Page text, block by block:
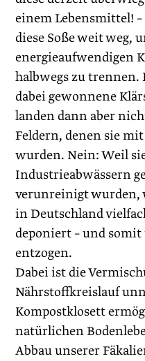
einem Lebensmittel!
diese Soße weit weg,
energieaufwendigen
halbwegs zu trennen.
dabei gewonnene
landen dann aber
Feldern, denen sie
wurden. Nein: Weil
Industrieabwässern
verunreinigt wurden,
in Deutschland
deponiert – und
entzogen.
Dabei ist die
Nährstoffkreislauf
Kompostklosett
natürlichen
Abbau unserer